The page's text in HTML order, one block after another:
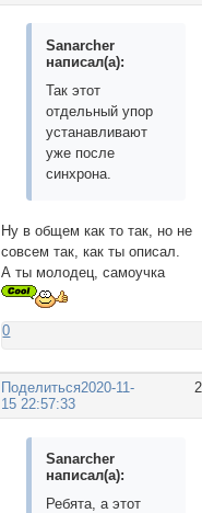
Sanarcher
написал(а):
Так этот
отдельный упор
устанавливают
уже после
синхрона.
Ну в общем как то так, но не
совсем так, как ты описал.
А ты молодец, самоучка
0
Поделиться2020-11-
15 22:57:33
Sanarcher
написал(а):
Ребята, а этот